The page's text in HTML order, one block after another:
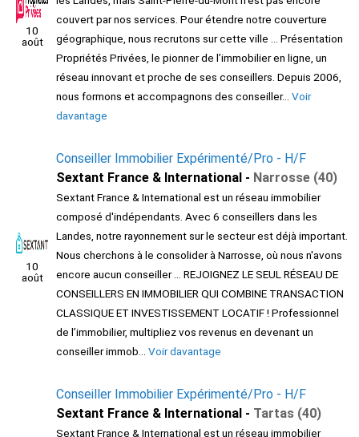
10
août
couvert par nos services. Pour étendre notre couverture
géographique, nous recrutons sur cette ville ... Présentation
Propriétés Privées, le pionner de l’immobilier en ligne, un
réseau innovant et proche de ses conseillers. Depuis 2006,
nous formons et accompagnons des conseiller... Voir
davantage
10
août
Conseiller Immobilier Expérimenté/Pro - H/F
Sextant France & International - Narrosse (40)
Sextant France & International est un réseau immobilier
composé d'indépendants. Avec 6 conseillers dans les
Landes, notre rayonnement sur le secteur est déjà important.
Nous cherchons à le consolider à Narrosse, où nous n'avons
encore aucun conseiller ... REJOIGNEZ LE SEUL RÉSEAU DE
CONSEILLERS EN IMMOBILIER QUI COMBINE TRANSACTION
CLASSIQUE ET INVESTISSEMENT LOCATIF ! Professionnel
de l’immobilier, multipliez vos revenus en devenant un
conseiller immob... Voir davantage
Conseiller Immobilier Expérimenté/Pro - H/F
Sextant France & International - Tartas (40)
Sextant France & International est un réseau immobilier